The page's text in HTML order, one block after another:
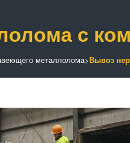
с
металлолома>Вывоз